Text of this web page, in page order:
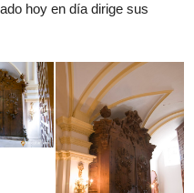
hoy en día dirige sus